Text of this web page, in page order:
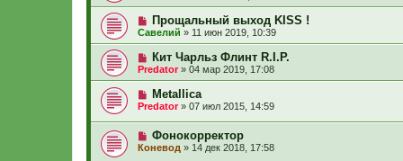
Прощальный выход KISS !
Савелий » 11 июн 2019, 10:39
Кит Чарльз Флинт R.I.P.
Predator» 04 мар 2019, 17:08
Metallica
Predator» 07 июл 2015, 14:59
Фонокорректор
Коневод » 14 дек 2018, 17:58